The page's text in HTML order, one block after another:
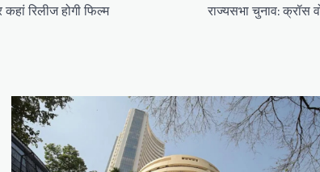
रिलीज होगी फिल्म राज्यसभा चुनाव: क्रॉस